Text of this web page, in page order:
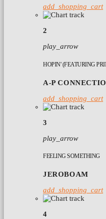
add_shopping_cart
2
play_arrow
HOPIN' (FEATURING
A-P
add_shopping_cart
3
play_arrow
FEELING SOMETHING
JEROBOAM
add_shopping_cart
4